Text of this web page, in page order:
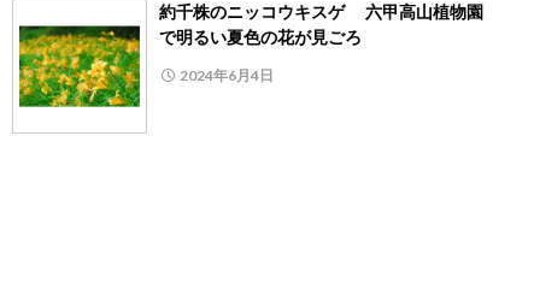
約千株のニッコウキスゲ 六甲高山植物園
で明るい夏色の花が見ごろ
2024年6月4日